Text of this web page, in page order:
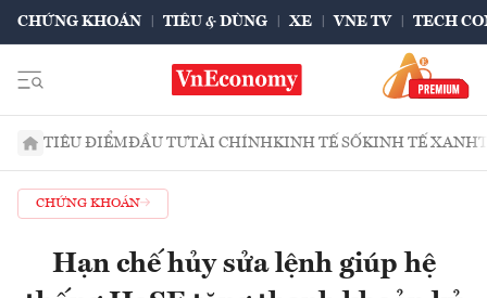
CHỨNG KHOÁN TIÊU & DÙNG XE VNE TV TECH
TIÊU ĐIỂMĐẦU TƯTÀI CHÍNHKINH TẾ SỐKINH TẾ XANH
CHỨNG KHOÁN
Hạn chế hủy sửa lệnh giúp hệ